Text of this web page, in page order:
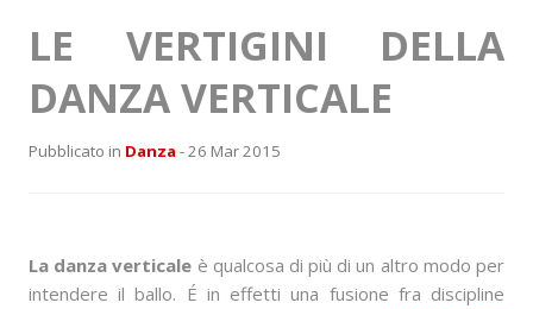
LE VERTIGINI DELLA
DANZA VERTICALE
Pubblicato in Danza - 26 Mar 2015
La danza verticale è qualcosa di più di un altro modo per
intendere il ballo. É in effetti una fusione fra discipline